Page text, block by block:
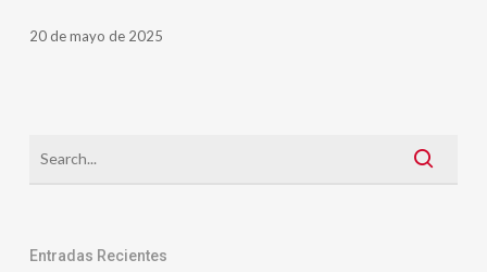
Camilo.
20 de mayo de 2025
Entradas Recientes